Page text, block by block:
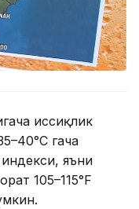
иссиқлик
гача
яъни
105–115°F